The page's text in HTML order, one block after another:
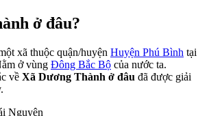
ở đâu?
xã thuộc quận/huyện Huyện Phú Bình tại
ở vùng Đông Bắc Bộ của nước ta.
về Xã Dương Thành ở đâu đã được giải